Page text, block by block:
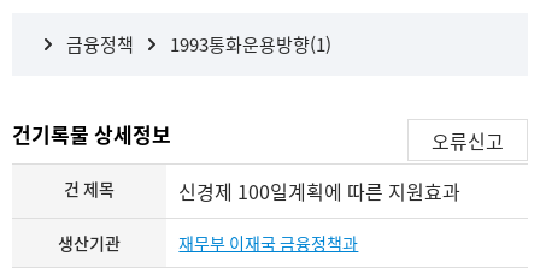
금융정책 1993통화운용방향(1)
건기록물 상세정보 오류신고
건 제목 신경제 100일계획에 따른 지원효과
생산기관 재무부 이재국 금융정책과